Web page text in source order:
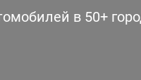
в 50+